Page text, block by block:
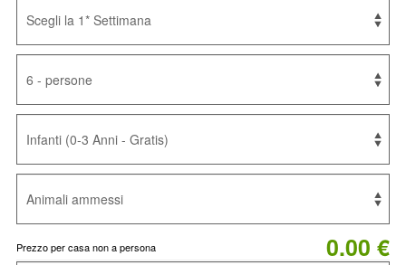
Prezzo per casa non a persona 0.00 €